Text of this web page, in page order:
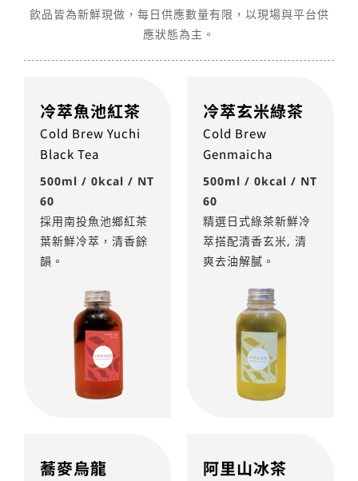
飲品皆為新鮮現做，每日供應數量有限，以現場與平台供
應狀態為主。
冷萃魚池紅茶
Cold Brew Yuchi
Black Tea
500ml / 0kcal / NT
60
採用南投魚池鄉紅茶
葉新鮮冷萃，清香餘
韻。
冷萃玄米綠茶
Cold Brew
Genmaicha
500ml / 0kcal / NT
60
精選日式綠茶新鮮冷
萃搭配清香玄米, 清
爽去油解膩。
蕎麥烏龍 阿里山冰茶